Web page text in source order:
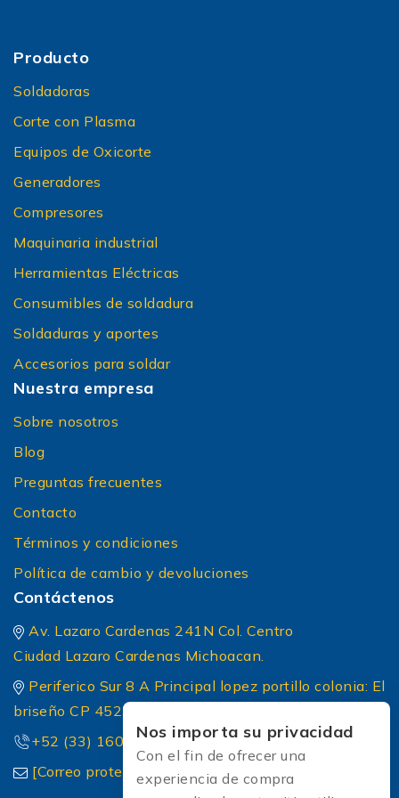
Producto
Soldadoras
Corte con Plasma
Equipos de Oxicorte
Generadores
Compresores
Maquinaria industrial
Herramientas Eléctricas
Consumibles de soldadura
Soldaduras y aportes
Accesorios para soldar
Nuestra empresa
Sobre nosotros
Blog
Preguntas frecuentes
Contacto
Términos y condiciones
Política de cambio y devoluciones
Contáctenos
Av. Lazaro Cardenas 241N Col. Centro
Ciudad Lazaro Cardenas Michoacan.
Periferico Sur 8 A Principal lopez portillo colonia: El
briseño CP 45236 Zapopan Jalisco
+52 (33) 1604 5032
[Correo protected]
Nos importa su privacidad
Con el fin de ofrecer una
experiencia de compra